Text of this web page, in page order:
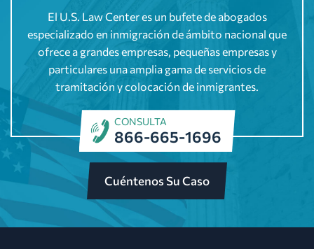
El U.S. Law Center es un bufete de abogados
especializado en inmigración de ámbito nacional que
ofrece a grandes empresas, pequeñas empresas y
particulares una amplia gama de servicios de
tramitación y colocación de inmigrantes.
CONSULTA
866-665-1696
Cuéntenos Su Caso